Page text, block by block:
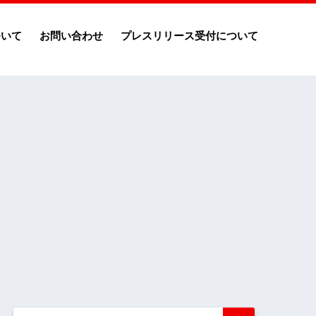
て お問い合わせ プレスリリース受付について